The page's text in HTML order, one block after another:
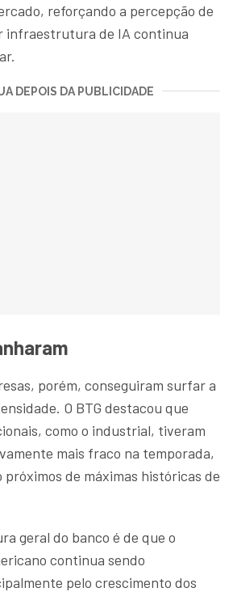
reforçando a percepção de
infraestrutura de IA continua
DEPOIS DA PUBLICIDADE
porém, conseguiram surfar a
O BTG destacou que
como o industrial, tiveram
mais fraco na temporada,
próximos de máximas históricas de
geral do banco é de que o
continua sendo
pelo crescimento dos